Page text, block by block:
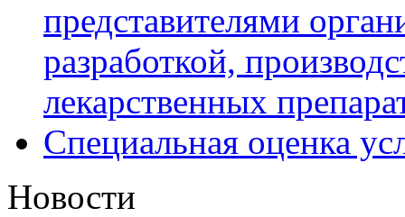
представителями
разработкой,
лекарственных
Специальная оценка
Новости